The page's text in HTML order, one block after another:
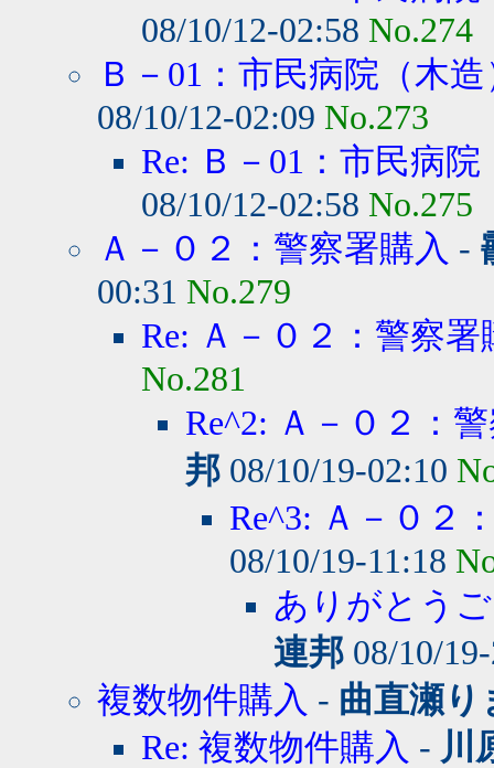
08/10/12-02:58 No.274
Ｂ－01：市民病院（木
08/10/12-02:09 No.273
Re: Ｂ－01：市民病院
08/10/12-02:58 No.275
Ａ－０２：警察署購入 -
00:31 No.279
Re: Ａ－０２：警察署
No.281
Re^2: Ａ－０２：
邦 08/10/19-02:10
Re^3: Ａ－０２
08/10/19-11:18
ありがとう
連邦 08/10/
複数物件購入 - 曲直瀬り
Re: 複数物件購入 - 川